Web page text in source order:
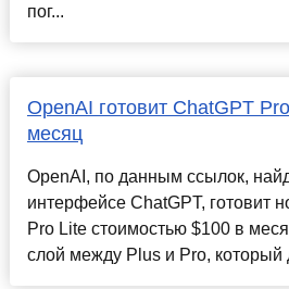
пог...
OpenAI готовит ChatGPT
месяц
OpenAI, по данным ссылок,
интерфейсе ChatGPT, готовит
Pro Lite стоимостью $100 в
слой между Plus и Pro, который